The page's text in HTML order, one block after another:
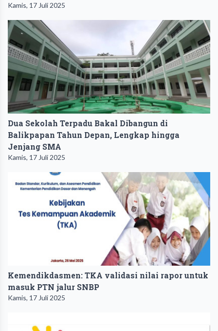
Kamis, 17 Juli 2025
Dua Sekolah Terpadu Bakal Dibangun di
Balikpapan Tahun Depan, Lengkap hingga
Jenjang SMA
Kamis, 17 Juli 2025
Kemendikdasmen: TKA validasi nilai rapor untuk
masuk PTN jalur SNBP
Kamis, 17 Juli 2025